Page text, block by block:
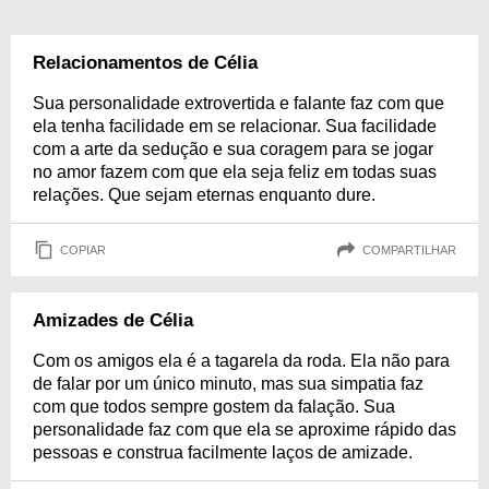
Relacionamentos de Célia
Sua personalidade extrovertida e falante faz com que
ela tenha facilidade em se relacionar. Sua facilidade
com a arte da sedução e sua coragem para se jogar
no amor fazem com que ela seja feliz em todas suas
relações. Que sejam eternas enquanto dure.
COPIAR COMPARTILHAR
Amizades de Célia
Com os amigos ela é a tagarela da roda. Ela não para
de falar por um único minuto, mas sua simpatia faz
com que todos sempre gostem da falação. Sua
personalidade faz com que ela se aproxime rápido das
pessoas e construa facilmente laços de amizade.